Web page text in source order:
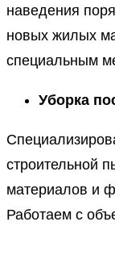
наведения
новых жилых
специальным
Уборка
строительной
материалов и
Работаем с